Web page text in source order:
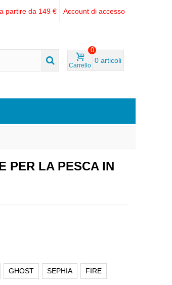
partire da 149 € Account di accesso
Carrello
0
0 articoli
PER LA PESCA IN
GHOST SEPHIA FIRE